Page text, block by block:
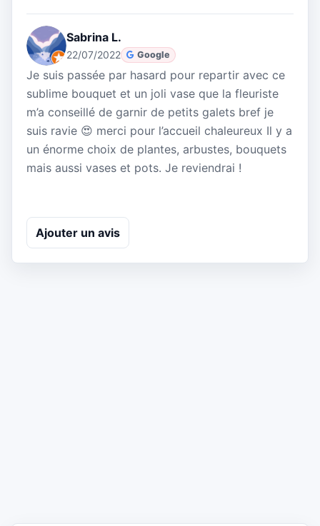
Sabrina L.
22/07/2022 Google
Je suis passée par hasard pour repartir avec ce
sublime bouquet et un joli vase que la fleuriste
m’a conseillé de garnir de petits galets bref je
suis ravie 😍 merci pour l’accueil chaleureux Il y a
un énorme choix de plantes, arbustes, bouquets
mais aussi vases et pots. Je reviendrai !
Ajouter un avis